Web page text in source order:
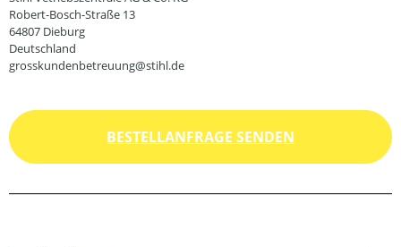
Robert-Bosch-Straße 13
64807 Dieburg
Deutschland
grosskundenbetreuung@stihl.de
BESTELLANFRAGE SENDEN